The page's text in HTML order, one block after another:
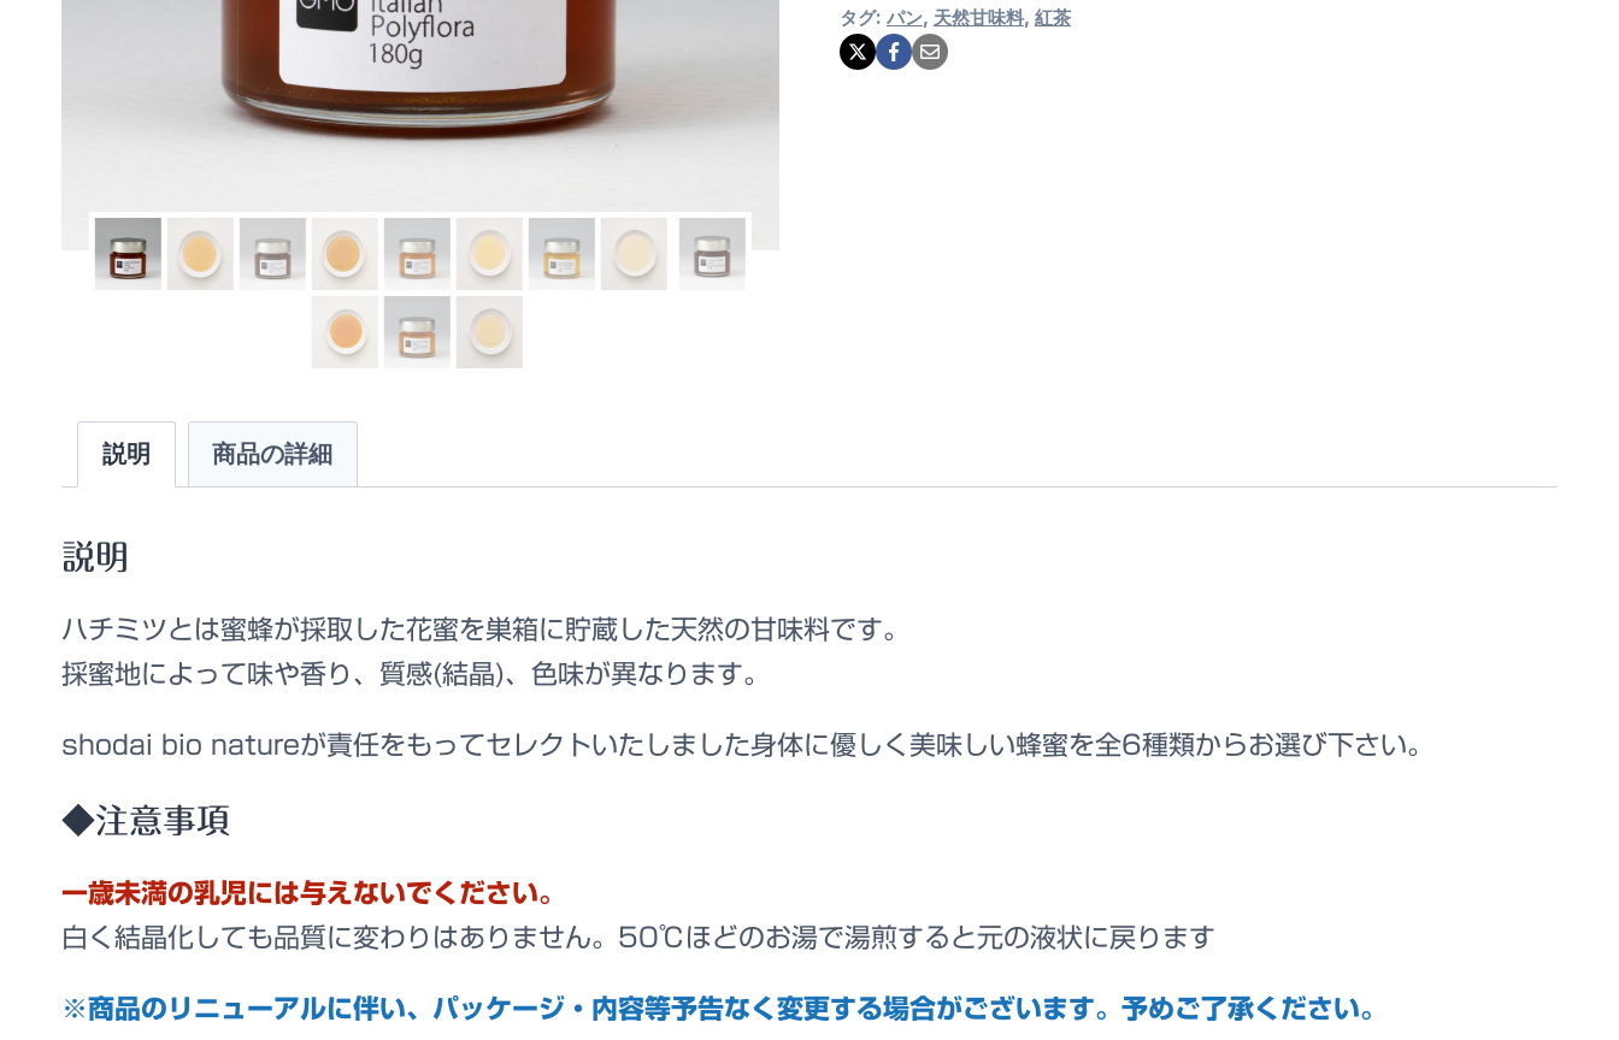
【全
6
タグ: パン, 天然甘味料, 紅茶
説明 商品の詳細
説明
ハチミツとは蜜蜂が採取した花蜜を巣箱に貯蔵した天然の甘味料です。
採蜜地によって味や香り、質感(結晶)、色味が異なります。
shodai bio natureが責任をもってセレクトいたしました身体に優しく美味しい蜂蜜を全6種類からお選び下さい。
◆注意事項
一歳未満の乳児には与えないでください。
白く結晶化しても品質に変わりはありません。50℃ほどのお湯で湯煎すると元の液状に戻ります
※商品のリニューアルに伴い、パッケージ・内容等予告なく変更する場合がございます。予めご了承ください。